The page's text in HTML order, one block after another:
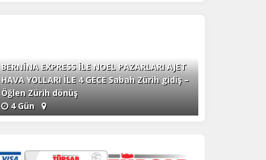
BERNİNA EXPRESS İLE NOEL PAZARLARI AJET
HAVA YOLLARI İLE 4 GECE Sabah Zürih gidiş –
Öğlen Zürih dönüş
4 Gün